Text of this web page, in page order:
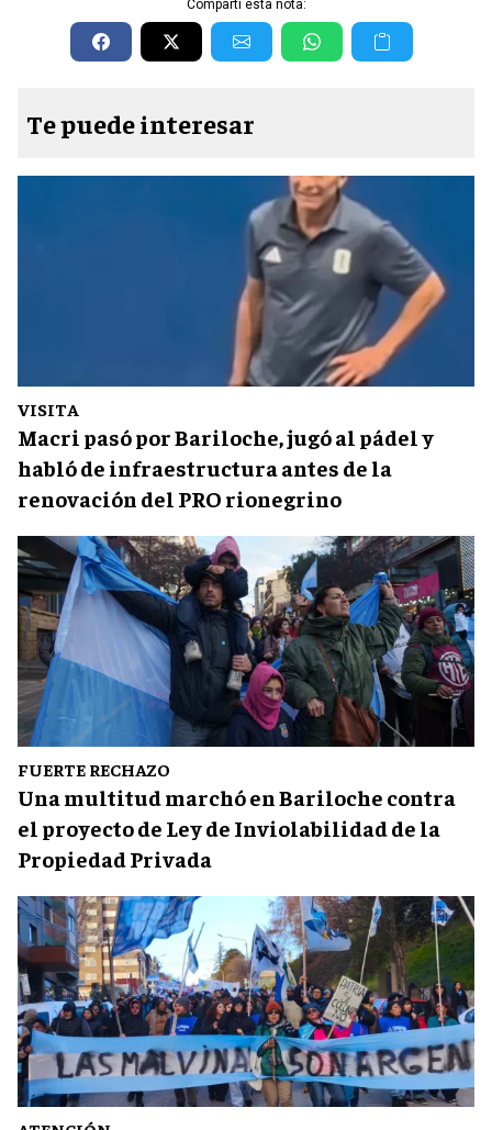
Compartí esta nota:
Te puede interesar
VISITA
Macri pasó por Bariloche, jugó al pádel y
habló de infraestructura antes de la
renovación del PRO rionegrino
FUERTE RECHAZO
Una multitud marchó en Bariloche contra
el proyecto de Ley de Inviolabilidad de la
Propiedad Privada